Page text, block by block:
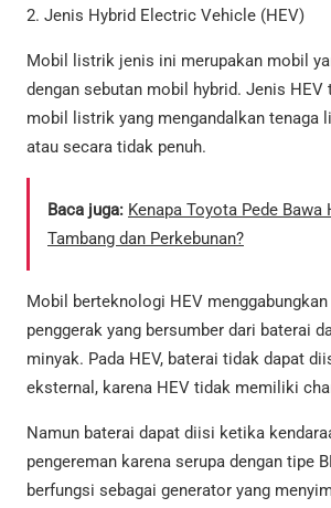
2. Jenis Hybrid Electric Vehicle (HEV)
Mobil listrik jenis ini merupakan mobil
dengan sebutan mobil hybrid. Jenis HEV
mobil listrik yang mengandalkan tenaga
atau secara tidak penuh.
Baca juga: Kenapa Toyota Pede Bawa
Tambang dan Perkebunan?
Mobil berteknologi HEV
penggerak yang bersumber dari baterai
minyak. Pada HEV, baterai tidak dapat
eksternal, karena HEV tidak memiliki
Namun baterai dapat diisi ketika
pengereman karena serupa dengan tipe
berfungsi sebagai generator yang